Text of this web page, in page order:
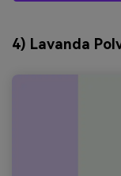
4) Lavanda